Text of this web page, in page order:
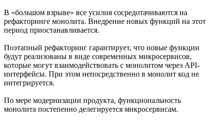
В «большом взрыве» все усилия сосредотачиваются на
рефакторинге монолита. Внедрение новых функций на этот
период приостанавливается.
Поэтапный рефакторинг гарантирует, что новые функции
будут реализованы в виде современных микросервисов,
которые могут взаимодействовать с монолитом через API-
интерфейсы. При этом непосредственно в монолит код не
интегрируется.
По мере модернизации продукта, функциональность
монолита постепенно делегируется микросервисам.